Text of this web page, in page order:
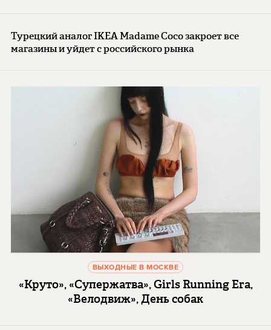
Турецкий аналог IKEA Madame Coco закроет все
магазины и уйдет с российского рынка
ВЫХОДНЫЕ В МОСКВЕ
«Круто», «Супержатва», Girls Running Era,
«Велодвиж», День собак